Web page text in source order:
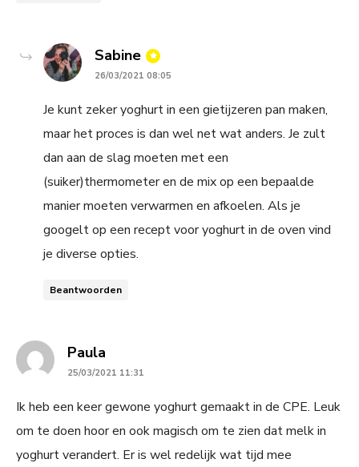
Sabine says:
26/03/2021 08:05
Je kunt zeker yoghurt in een gietijzeren pan maken,
maar het proces is dan wel net wat anders. Je zult
dan aan de slag moeten met een
(suiker)thermometer en de mix op een bepaalde
manier moeten verwarmen en afkoelen. Als je
googelt op een recept voor yoghurt in de oven vind
je diverse opties.
Beantwoorden
Paula
25/03/2021 11:31
Ik heb een keer gewone yoghurt gemaakt in de CPE. Leuk
om te doen hoor en ook magisch om te zien dat melk in
yoghurt verandert. Er is wel redelijk wat tijd mee